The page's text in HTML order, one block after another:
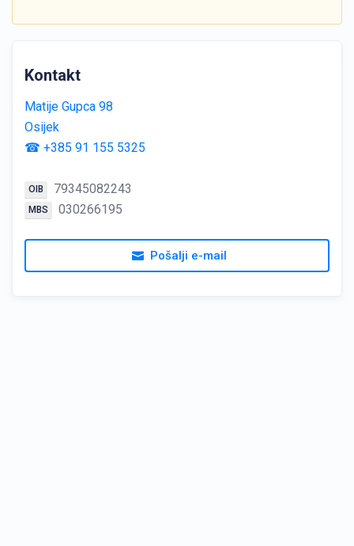
Kontakt
Matije Gupca 98
Osijek
☎ +385 91 155 5325
OIB 79345082243
MBS 030266195
Pošalji e-mail